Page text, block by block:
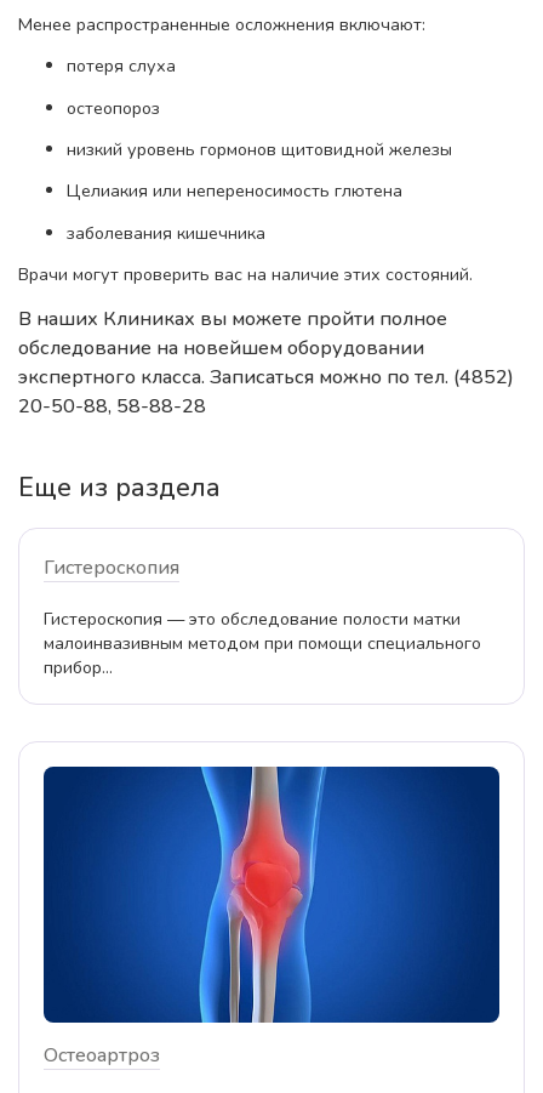
Менее распространенные осложнения включают:
потеря слуха
остеопороз
низкий уровень гормонов щитовидной железы
Целиакия или непереносимость глютена
заболевания кишечника
Врачи могут проверить вас на наличие этих состояний.
В наших Клиниках вы можете пройти полное
обследование на новейшем оборудовании
экспертного класса. Записаться можно по тел. (4852)
20-50-88, 58-88-28
Еще из раздела
Гистероскопия
Гистероскопия — это обследование полости матки
малоинвазивным методом при помощи специального
прибор...
Остеоартроз